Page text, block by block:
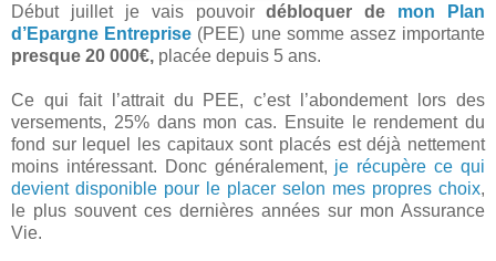
Début juillet je vais pouvoirdébloquer de mon Plan
d’Epargne Entreprise (PEE) une somme assez importante
presque 20 000€, placée depuis 5 ans.
Ce qui fait l’attrait du PEE, c’est l’abondement lors des
versements, 25% dans mon cas. Ensuite le rendement du
fond sur lequel les capitaux sont placés est déjà nettement
moins intéressant. Donc généralement, je récupère ce qui
devient disponible pour le placer selon mes propres choix,
le plus souvent ces dernières années sur mon Assurance
Vie.